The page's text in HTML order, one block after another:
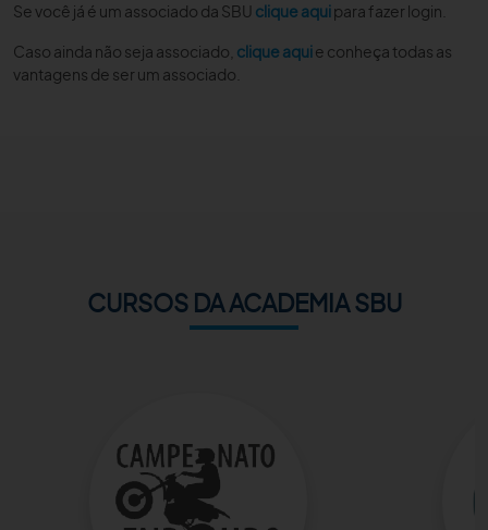
SBU NO CONSULTÓRIO
EDUCAÇÃO CONTINUADA
Se você já é um associado da SBU clique aquipara fazer login.
Caso ainda não seja associado, clique aquie conheça todas as
vantagens de ser um associado.
CURSOS DA ACADEMIA SBU